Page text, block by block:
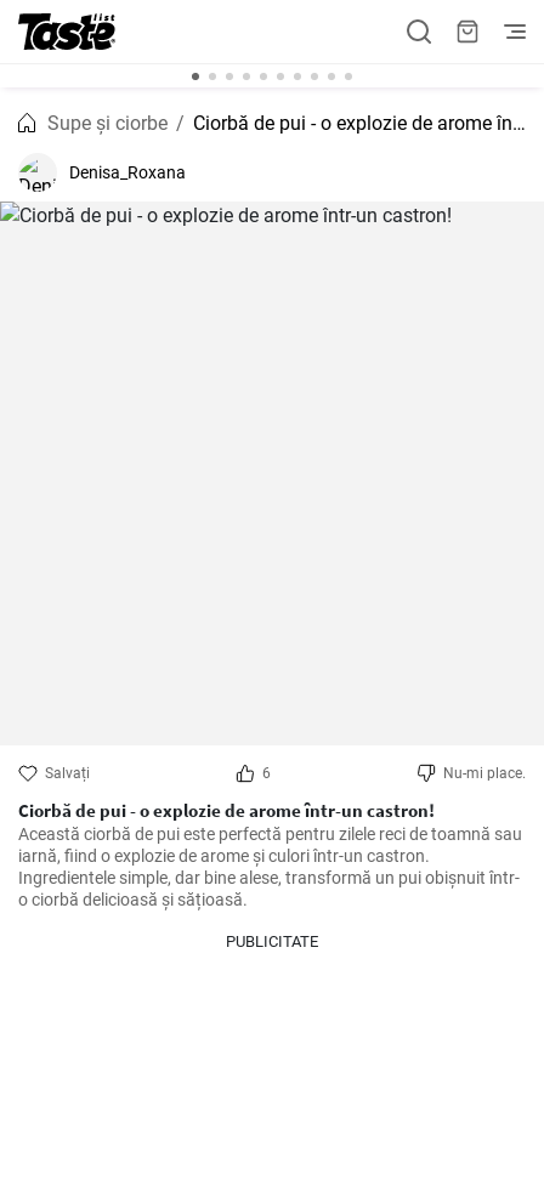
Supe și ciorbe Ciorbă de pui - o explozie de arome într-un castron!
Denisa_Roxana
Salvați 6 Nu-mi place.
Ciorbă de pui - o explozie de arome într-un castron!
Această ciorbă de pui este perfectă pentru zilele reci de toamnă sau
iarnă, fiind o explozie de arome și culori într-un castron.
Ingredientele simple, dar bine alese, transformă un pui obișnuit într-
o ciorbă delicioasă și sățioasă.
PUBLICITATE